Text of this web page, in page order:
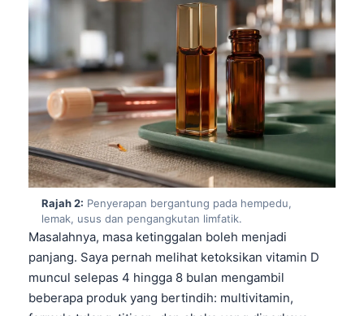
Rajah 2: Penyerapan bergantung pada hempedu,
lemak, usus dan pengangkutan limfatik.
Masalahnya, masa ketinggalan boleh menjadi
panjang. Saya pernah melihat ketoksikan vitamin D
muncul selepas 4 hingga 8 bulan mengambil
beberapa produk yang bertindih: multivitamin,